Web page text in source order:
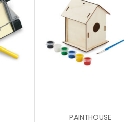
PAINTHOUSE